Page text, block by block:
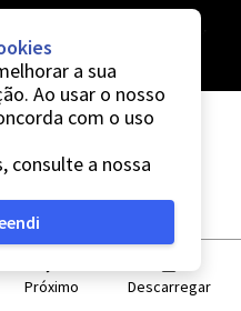
Próximo Descarregar
a sua
Ao usar o nosso
com o uso
consulte a nossa